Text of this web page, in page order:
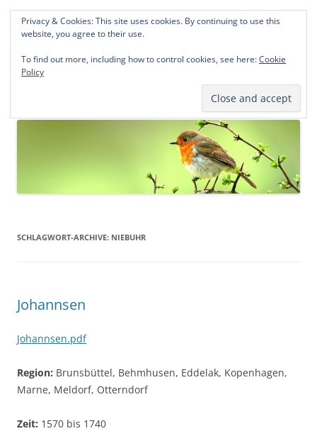
Norddeutsche Genealogien
Michael Kohlhaas und Jens Kirchhoff
springen
SCHLAGWORT-ARCHIVE: NIEBUHR
Johannsen
Johannsen.pdf
Region: Brunsbüttel, Behmhusen, Eddelak, Kopenhagen,
Marne, Meldorf, Otterndorf
Zeit: 1570 bis 1740
Privacy & Cookies: This site uses cookies. By continuing to use this
website, you agree to their use.
To find out more, including how to control cookies, see here:Cookie
Policy